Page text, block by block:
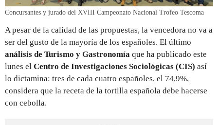
Concursantes y jurado del XVIII Campeonato Nacional Trofeo Tescoma
A pesar de la calidad de las propuestas, la vencedora no va a
ser del gusto de la mayoría de los españoles. El último
análisis de Turismo y Gastronomía que ha publicado este
lunes el Centro de Investigaciones Sociológicas (CIS) así
lo dictamina: tres de cada cuatro españoles, el 74,9%,
considera que la receta de la tortilla española debe hacerse
con cebolla.